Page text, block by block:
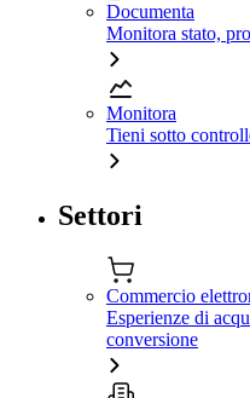
Documenta
Monitora stato,
Monitora
Tieni sotto
Settori
Commercio
Esperienze di
conversione